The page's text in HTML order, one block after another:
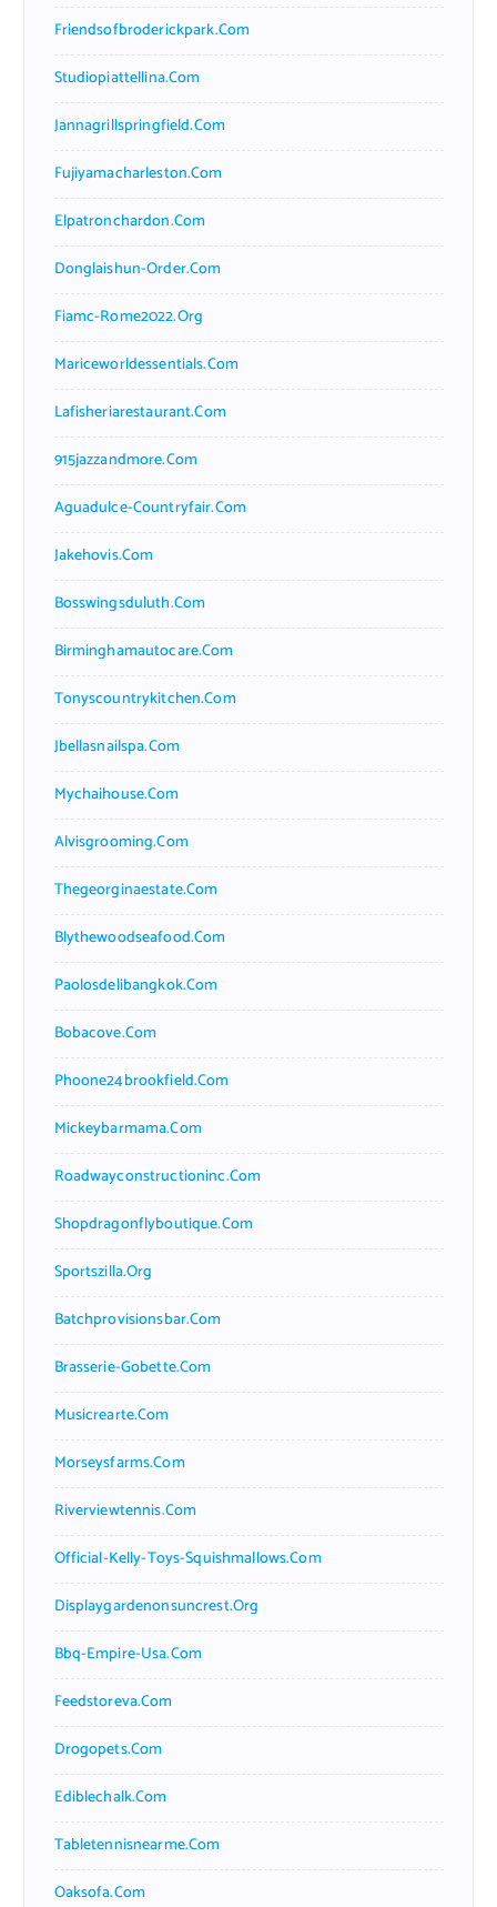
Friendsofbroderickpark.com
Studiopiattellina.com
Jannagrillspringfield.com
Fujiyamacharleston.com
Elpatronchardon.com
Donglaishun-Order.com
Fiamc-Rome2022.org
Mariceworldessentials.com
Lafisheriarestaurant.com
915jazzandmore.com
Aguadulce-Countryfair.com
Jakehovis.com
Bosswingsduluth.com
Birminghamautocare.com
Tonyscountrykitchen.com
Jbellasnailspa.com
Mychaihouse.com
Alvisgrooming.com
Thegeorginaestate.com
Blythewoodseafood.com
Paolosdelibangkok.com
Bobacove.com
Phoone24brookfield.com
Mickeybarmama.com
Roadwayconstructioninc.com
Shopdragonflyboutique.com
Sportszilla.org
Batchprovisionsbar.com
Brasserie-Gobette.com
Musicrearte.com
Morseysfarms.com
Riverviewtennis.com
Official-Kelly-Toys-Squishmallows.com
Displaygardenonsuncrest.org
Bbq-Empire-Usa.com
Feedstoreva.com
Drogopets.com
Ediblechalk.com
Tabletennisnearme.com
Oaksofa.com